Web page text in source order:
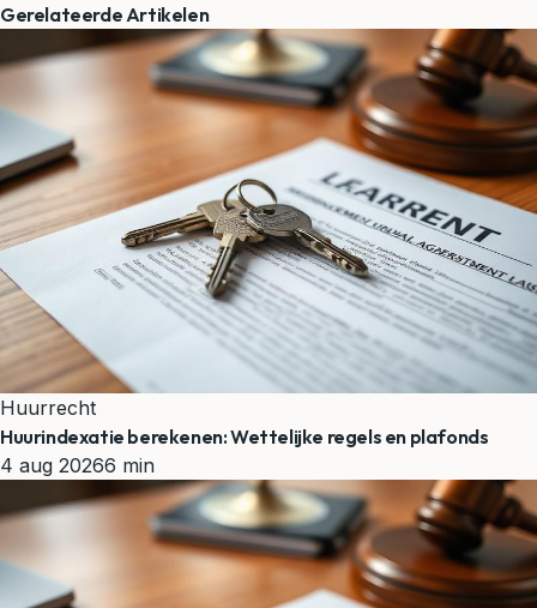
Gerelateerde Artikelen
Huurrecht
Huurindexatie berekenen: Wettelijke regels en plafonds
4 aug 20266 min